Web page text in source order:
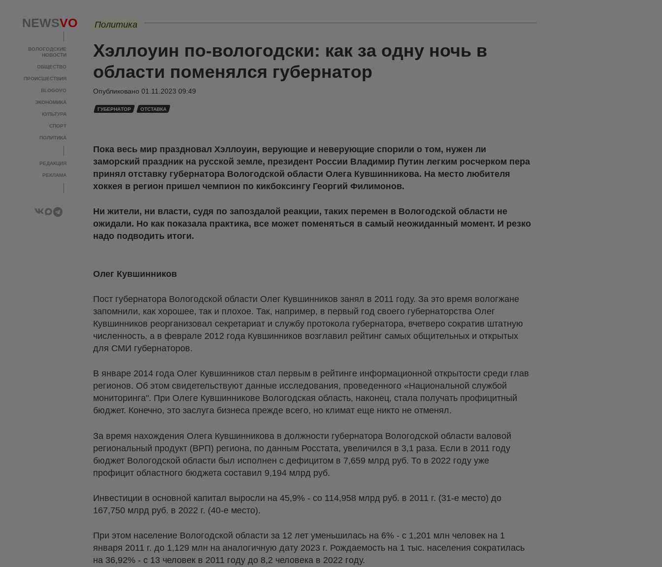
NEWSVO
ВОЛОГОДСКИЕ
НОВОСТИ
ОБЩЕСТВО
ПРОИСШЕСТВИЯ
BLOGOVO
ЭКОНОМИКА
КУЛЬТУРА
СПОРТ
ПОЛИТИКА
РЕДАКЦИЯ
РЕКЛАМА
Политика
Хэллоуин по-вологодски: как за одну ночь в
области поменялся губернатор
Опубликовано 01.11.2023 09:49
ГУБЕРНАТОР ОТСТАВКА
Пока весь мир праздновал Хэллоуин, верующие и неверующие спорили о том, нужен ли
заморский праздник на русской земле, президент России Владимир Путин легким росчерком пера
принял отставку губернатора Вологодской области Олега Кувшинникова. На место любителя
хоккея в регион пришел чемпион по кикбоксингу Георгий Филимонов.
Ни жители, ни власти, судя по запоздалой реакции, таких перемен в Вологодской области не
ожидали. Но как показала практика, все может поменяться в самый неожиданный момент. И резко
надо подводить итоги.
Олег Кувшинников
Пост губернатора Вологодской области Олег Кувшинников занял в 2011 году. За это время вологжане
запомнили, как хорошее, так и плохое. Так, например, в первый год своего губернаторства Олег
Кувшинников реорганизовал секретариат и службу протокола губернатора, вчетверо сократив штатную
численность, а в феврале 2012 года Кувшинников возглавил рейтинг самых общительных и открытых
для СМИ губернаторов.
В январе 2014 года Олег Кувшинников стал первым в рейтинге информационной открытости среди глав
регионов. Об этом свидетельствуют данные исследования, проведенного «Национальной службой
мониторинга". При Олеге Кувшинникове Вологодская область, наконец, стала получать профицитный
бюджет. Конечно, это заслуга бизнеса прежде всего, но климат еще никто не отменял.
За время нахождения Олега Кувшинникова в должности губернатора Вологодской области валовой
региональный продукт (ВРП) региона, по данным Росстата, увеличился в 3,1 раза. Если в 2011 году
бюджет Вологодской области был исполнен с дефицитом в 7,659 млрд руб. То в 2022 году уже
профицит областного бюджета составил 9,194 млрд руб.
Инвестиции в основной капитал выросли на 45,9% - со 114,958 млрд руб. в 2011 г. (31-е место) до
167,750 млрд руб. в 2022 г. (40-е место).
При этом население Вологодской области за 12 лет уменьшилась на 6% - с 1,201 млн человек на 1
января 2011 г. до 1,129 млн на аналогичную дату 2023 г. Рождаемость на 1 тыс. населения сократилась
на 36,92% - с 13 человек в 2011 году до 8,2 человека в 2022 году.